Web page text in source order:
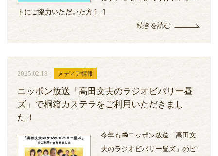
トにご協力いただいた方 [...]
続きを読む
2025.02.18 メディア情報
ニッポン放送「高田文夫のラジオビバリー昼
ズ」で桐箱カステラをご利用いただきまし
た！
今年も📻ニッポン放送「高田文
夫のラジオビバリー昼ズ」のビ